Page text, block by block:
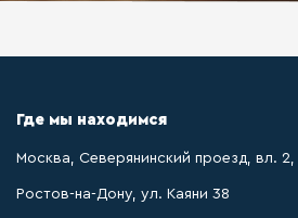
Где мы находимся
Москва, Северянинский проезд, вл.
Ростов-на-Дону, ул. Каяни 38